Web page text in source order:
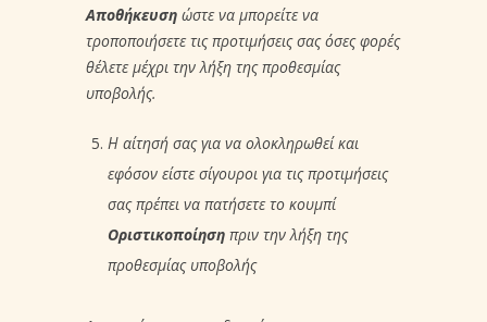
Αποθήκευση ώστε να μπορείτε να
τροποποιήσετε τις προτιμήσεις σας όσες φορές
θέλετε μέχρι την λήξη της προθεσμίας
υποβολής.
Η αίτησή σας για να ολοκληρωθεί και
εφόσον είστε σίγουροι για τις προτιμήσεις
σας πρέπει να πατήσετε το κουμπί
Οριστικοποίηση πριν την λήξη της
προθεσμίας υποβολής